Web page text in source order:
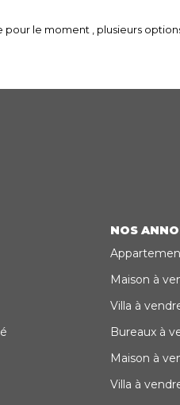
le moment , plusieurs
NOS
Maison à
Villa à
Bureaux à
Maison à
Villa à